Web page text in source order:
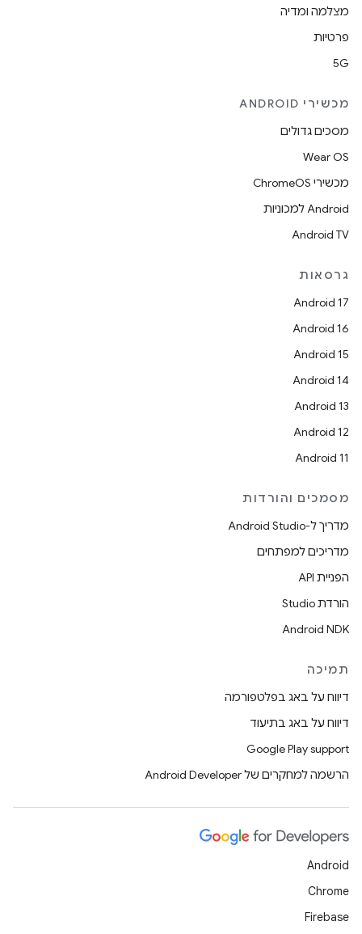
מצלמה ומדיה
פרטיות
5G
מכשירי ANDROID
מסכים גדולים
Wear OS
מכשירי ChromeOS
Android למכוניות
Android TV
גרסאות
Android 17
Android 16
Android 15
Android 14
Android 13
Android 12
Android 11
מסמכים והורדות
מדריך ל-Android Studio
מדריכים למפתחים
הפניית API
הורדת Studio
Android NDK
תמיכה
דיווח על באג בפלטפורמה
דיווח על באג בתיעוד
Google Play support
הרשמה למחקרים של Android Developer
Android
Chrome
Firebase